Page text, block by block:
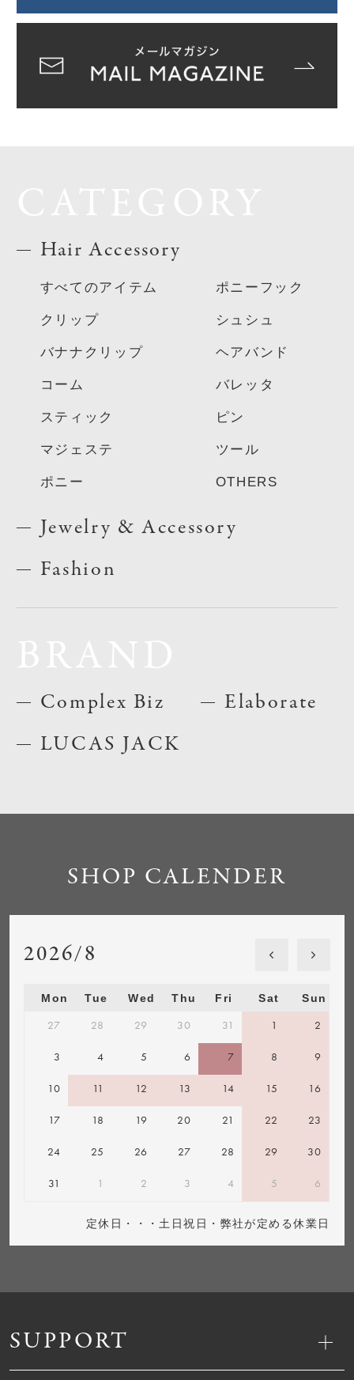
Hair Accessory
すべてのアイテム
クリップ
バナナクリップ
コーム
スティック
マジェステ
ポニー
ポニーフック
シュシュ
ヘアバンド
バレッタ
ピン
ツール
OTHERS
Jewelry & Accessory
Fashion
Complex Biz
LUCAS JACK
Elaborate
SUPPORT
SHOP CALENDER
2026/8
Mon Tue Wed Thu Fri Sat Sun
27 28 29 30 31 1 2
3 4 5 6 7 8 9
10 11 12 13 14 15 16
17 18 19 20 21 22 23
24 25 26 27 28 29 30
31 1 2 3 4 5 6
定休日・・・土日祝日・弊社が定める休業日